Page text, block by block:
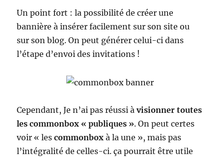
Un point fort : la possibilité de créer une
bannière à insérer facilement sur son site ou
sur son blog. On peut générer celui-ci dans
l’étape d’envoi des invitations !
Cependant, Je n’ai pas réussi àvisionner toutes
les commonbox « publiques ». On peut certes
voir « lescommonbox à la une », mais pas
l’intégralité de celles-ci. ça pourrait être utile